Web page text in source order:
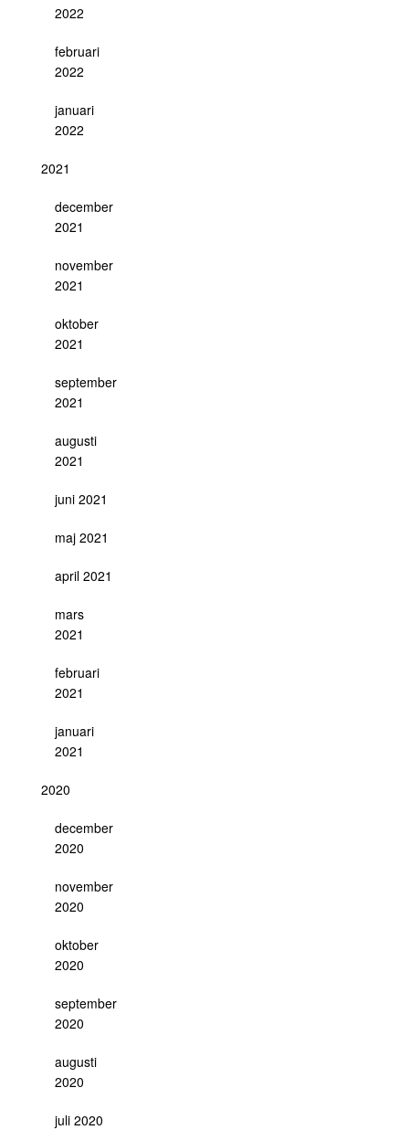
2022
februari
2022
januari
2022
2021
december
2021
november
2021
oktober
2021
september
2021
augusti
2021
juni 2021
maj 2021
april 2021
mars
2021
februari
2021
januari
2021
2020
december
2020
november
2020
oktober
2020
september
2020
augusti
2020
juli 2020